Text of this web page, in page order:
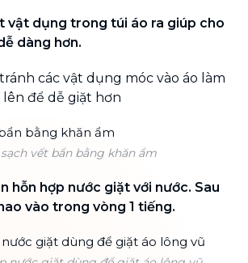
vật dụng trong túi áo ra giúp cho
dàng hơn.
các vật dụng móc vào áo làm
lên để dễ giặt hơn
vết bẩn bằng khăn ẩm
hỗn hợp nước giặt với nước. Sau
vào trong vòng 1 tiếng.